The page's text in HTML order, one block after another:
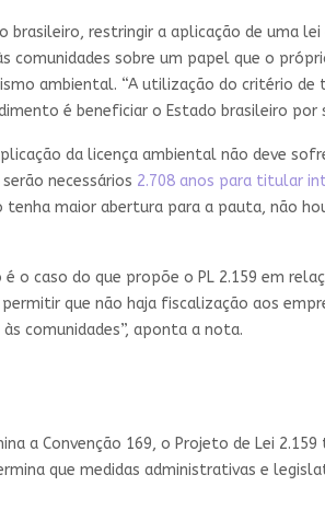
restringir a aplicação de uma
comunidades sobre um papel que o
ambiental. “A utilização do critério
é beneficiar o Estado brasileiro
da licença ambiental não deve
necessários 2.708 anos para titular
maior abertura para a pauta, não
o caso do que propõe o PL 2.159 em
que não haja fiscalização aos
comunidades”, aponta a nota.
a Convenção 169, o Projeto de Lei
que medidas administrativas e